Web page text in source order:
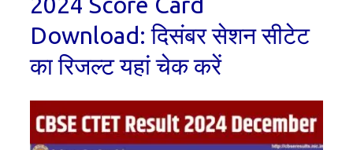
Download: दिसंबर सेशन सीटेट
का रिजल्ट यहां चेक करें